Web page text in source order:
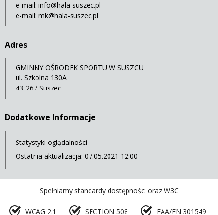
e-mail: info@hala-suszec.pl
e-mail: mk@hala-suszec.pl
Adres
GMINNY OŚRODEK SPORTU W SUSZCU
ul. Szkolna 130A
43-267 Suszec
Dodatkowe Informacje
Statystyki oglądalności
Ostatnia aktualizacja: 07.05.2021 12:00
Spełniamy standardy dostępności oraz W3C
WCAG 2.1 SECTION 508 EAA/EN 301549